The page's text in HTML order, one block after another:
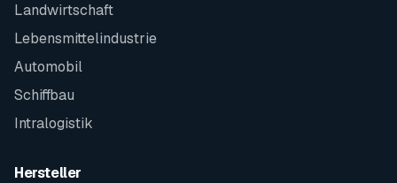
Landwirtschaft
Lebensmittelindustrie
Automobil
Schiffbau
Intralogistik
Hersteller